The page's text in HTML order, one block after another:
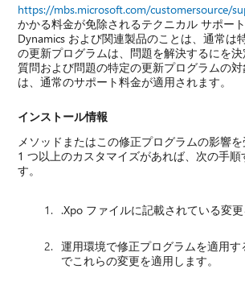
https://mbs.microsoft.com/customersource/
かかる料金が免除されるテクニカル サポー
Dynamics および関連製品のことは、通常は
の更新プログラムは、問題を解決するにを
質問および問題の特定の更新プログラムの
は、通常のサポート料金が適用されます。
インストール情報
メソッドまたはこの修正プログラムの影響
1 つ以上のカスタマイズがあれば、次の手順
す。
.Xpo ファイルに記載されている変更
運用環境で修正プログラムを適用
でこれらの変更を適用します。